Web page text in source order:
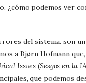
¿cómo podemos ver
del sistema: son
a Bjørn Hofmann
Issues (Sesgos en la
que podemos